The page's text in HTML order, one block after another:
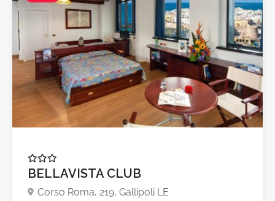
A partire da
BELLAVISTA CLUB
Corso Roma, 219, Gallipoli LE